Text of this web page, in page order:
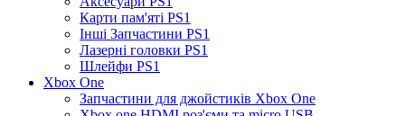
Карти пам'яті PS1
Інші Запчастини PS1
Лазерні головки PS1
Шлейфи PS1
Xbox One
Запчастини для джойстиків Xbox One